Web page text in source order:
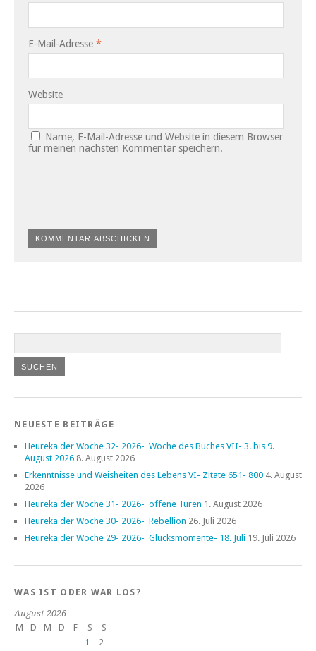
E-Mail-Adresse *
Website
Name, E-Mail-Adresse und Website in diesem Browser
für meinen nächsten Kommentar speichern.
NEUESTE BEITRÄGE
Heureka der Woche 32- 2026- Woche des Buches VII- 3. bis 9.
August 2026 8. August 2026
Erkenntnisse und Weisheiten des Lebens VI- Zitate 651- 800 4. August
2026
Heureka der Woche 31- 2026- offene Türen 1. August 2026
Heureka der Woche 30- 2026- Rebellion 26. Juli 2026
Heureka der Woche 29- 2026- Glücksmomente- 18. Juli 19. Juli 2026
WAS IST ODER WAR LOS?
August 2026
M
D M D F S
S
1
2